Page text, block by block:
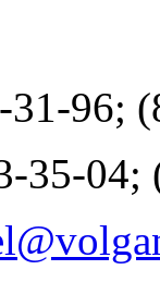
31-96;
35-04;